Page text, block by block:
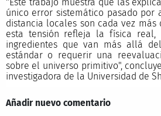
único error sistemático pasado por
distancia locales son cada vez más
esta tensión refleja la física real,
ingredientes que van más allá
estándar o requerir una
sobre el universo primitivo",
investigadora de la Universidad de
Añadir nuevo comentario